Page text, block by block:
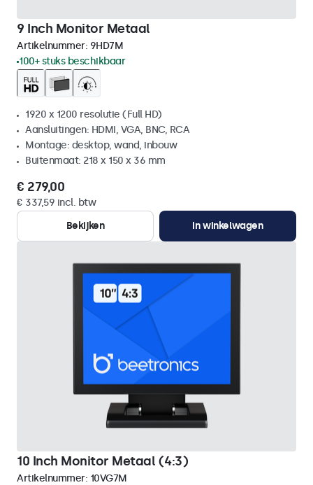
9 Inch Monitor Metaal
Artikelnummer: 9HD7M
100+ stuks beschikbaar
1920 x 1200 resolutie (Full HD)
Aansluitingen: HDMI, VGA, BNC, RCA
Montage: desktop, wand, inbouw
Buitenmaat: 218 x 150 x 36 mm
€ 279,00
€ 337,59 incl. btw
Bekijken
In winkelwagen
10 Inch Monitor Metaal (4:3)
Artikelnummer: 10VG7M